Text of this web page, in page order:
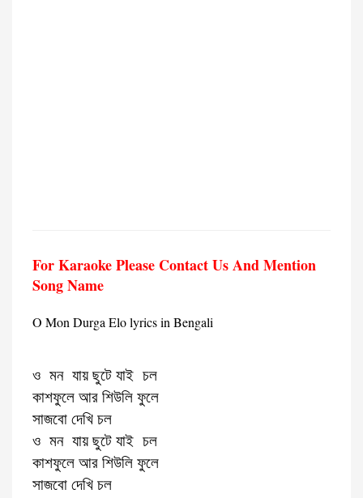
For Karaoke Please Contact Us And Mention
Song Name
O Mon Durga Elo lyrics in Bengali
ও মন যায় ছুটে যাই চল
কাশফুলে আর শিউলি ফুলে
সাজবো দেখি চল
ও মন যায় ছুটে যাই চল
কাশফুলে আর শিউলি ফুলে
সাজবো দেখি চল